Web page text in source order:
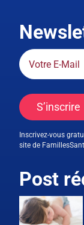
S’inscrire
Inscrivez-vous
site de
Post